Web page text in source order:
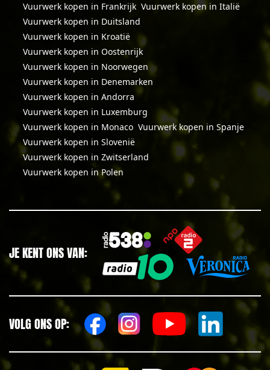
Vuurwerk kopen in Frankrijk Vuurwerk kopen in Italië
Vuurwerk kopen in Duitsland
Vuurwerk kopen in Kroatië
Vuurwerk kopen in Oostenrijk
Vuurwerk kopen in Noorwegen
Vuurwerk kopen in Denemarken
Vuurwerk kopen in Andorra
Vuurwerk kopen in Luxemburg
Vuurwerk kopen in Monaco Vuurwerk kopen in Spanje
Vuurwerk kopen in Slovenië
Vuurwerk kopen in Zwitserland
Vuurwerk kopen in Polen
JE KENT ONS VAN:
VOLG ONS OP: